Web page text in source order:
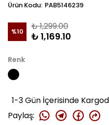
Ürün Kodu: PAB5146239
%10 ₺ 1,299.00
₺ 1,169.10
Renk
1-3 Gün İçerisinde
Paylaş: